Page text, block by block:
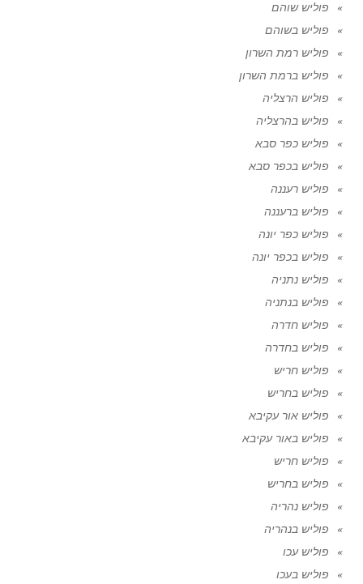
פוליש שוהם
פוליש בשוהם
פוליש רמת השרון
פוליש ברמת השרון
פוליש הרצליה
פוליש בהרצליה
פוליש כפר סבא
פוליש בכפר סבא
פוליש רעננה
פוליש ברעננה
פוליש כפר יונה
פוליש בכפר יונה
פוליש נתניה
פוליש בנתניה
פוליש חדרה
פוליש בחדרה
פוליש חריש
פוליש בחריש
פוליש אור עקיבא
פוליש באור עקיבא
פוליש חריש
פוליש בחריש
פוליש נהריה
פוליש בנהריה
פוליש עכו
פוליש בעכו